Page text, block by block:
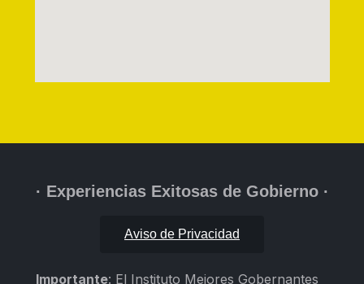
· Experiencias Exitosas de Gobierno ·
Aviso de Privacidad
Importante: El Instituto Mejores Gobernantes